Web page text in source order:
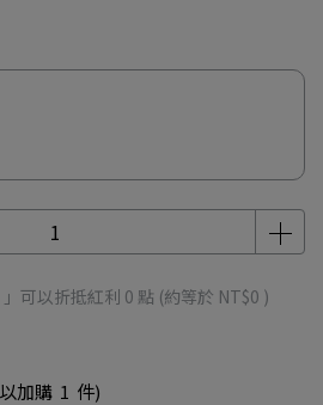
可以折抵紅利 0 點 (約等於 NT$0 )
加購 1 件)